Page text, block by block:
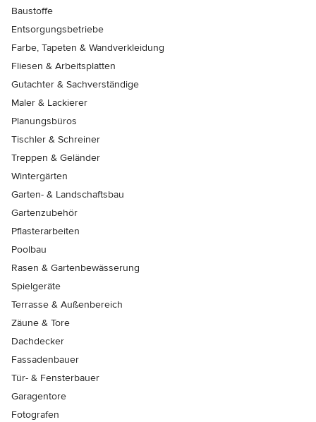
Baustoffe
Entsorgungsbetriebe
Farbe, Tapeten & Wandverkleidung
Fliesen & Arbeitsplatten
Gutachter & Sachverständige
Maler & Lackierer
Planungsbüros
Tischler & Schreiner
Treppen & Geländer
Wintergärten
Garten- & Landschaftsbau
Gartenzubehör
Pflasterarbeiten
Poolbau
Rasen & Gartenbewässerung
Spielgeräte
Terrasse & Außenbereich
Zäune & Tore
Dachdecker
Fassadenbauer
Tür- & Fensterbauer
Garagentore
Fotografen